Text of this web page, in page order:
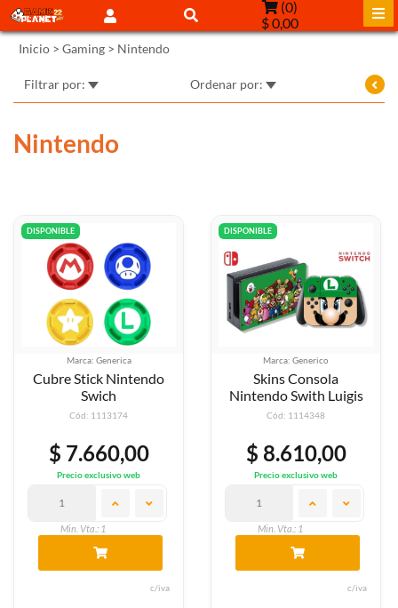
(0)
$ 0,00
Inicio > Gaming > Nintendo
Filtrar por: Ordenar por:
Nintendo
DISPONIBLE
Marca: Generica
Cubre Stick Nintendo
Swich
Cód: 1113174
$ 7.660,00
Precio exclusivo web
Min. Vta.: 1
c/iva
DISPONIBLE
Marca: Generico
Skins Consola
Nintendo Swith Luigis
Cód: 1114348
$ 8.610,00
Precio exclusivo web
Min. Vta.: 1
c/iva